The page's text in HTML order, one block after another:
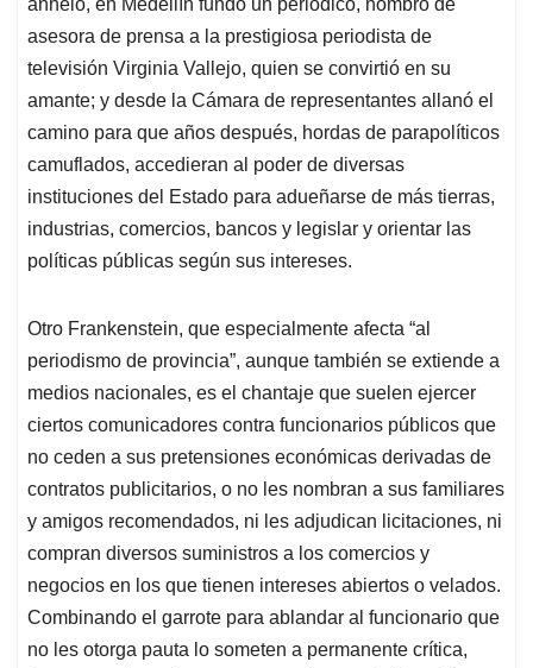
anhelo, en Medellín fundó un periódico, nombró de
asesora de prensa a la prestigiosa periodista de
televisión Virginia Vallejo, quien se convirtió en su
amante; y desde la Cámara de representantes allanó el
camino para que años después, hordas de parapolíticos
camuflados, accedieran al poder de diversas
instituciones del Estado para adueñarse de más tierras,
industrias, comercios, bancos y legislar y orientar las
políticas públicas según sus intereses.
Otro Frankenstein, que especialmente afecta “al
periodismo de provincia”, aunque también se extiende a
medios nacionales, es el chantaje que suelen ejercer
ciertos comunicadores contra funcionarios públicos que
no ceden a sus pretensiones económicas derivadas de
contratos publicitarios, o no les nombran a sus familiares
y amigos recomendados, ni les adjudican licitaciones, ni
compran diversos suministros a los comercios y
negocios en los que tienen intereses abiertos o velados.
Combinando el garrote para ablandar al funcionario que
no les otorga pauta lo someten a permanente crítica,